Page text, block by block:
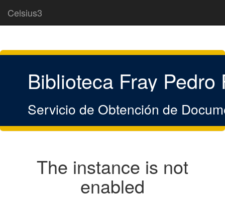
Celsius3
Biblioteca Fray Pedro
Servicio de Obtención de
The instance is not
enabled